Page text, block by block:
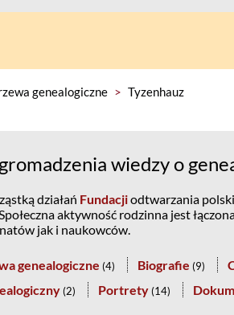
genealogiczne > Tyzenhauz
wiedzy o
działań Fundacjiodtwarzania
aktywność rodzinna jest
jak i naukowców.
genealogiczne (4) Biografie (9)
(2) Portrety (14)